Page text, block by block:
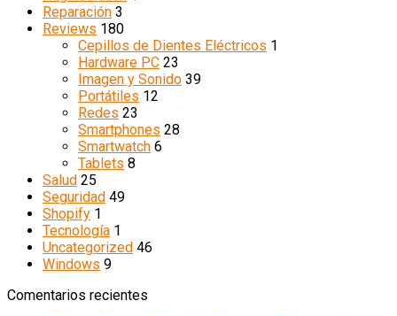
Reparación 3
Reviews 180
Cepillos de Dientes Eléctricos 1
Hardware PC 23
Imagen y Sonido 39
Portátiles 12
Redes 23
Smartphones 28
Smartwatch 6
Tablets 8
Salud 25
Seguridad 49
Shopify 1
Tecnología 1
Uncategorized 46
Windows 9
Comentarios recientes